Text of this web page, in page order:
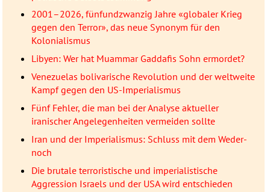
2001–2026, fünfundzwanzig Jahre «globaler Krieg
gegen den Terror», das neue Synonym für den
Kolonialismus
Libyen: Wer hat Muammar Gaddafis Sohn ermordet?
Venezuelas bolivarische Revolution und der weltweite
Kampf gegen den US-Imperialismus
Fünf Fehler, die man bei der Analyse aktueller
iranischer Angelegenheiten vermeiden sollte
Iran und der Imperialismus: Schluss mit dem Weder-
noch
Die brutale terroristische und imperialistische
Aggression Israels und der USA wird entschieden